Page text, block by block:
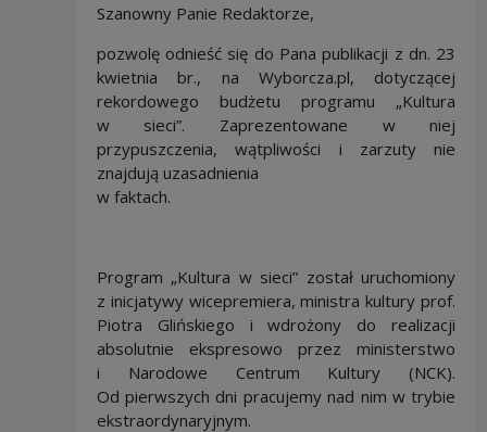
Szanowny Panie Redaktorze,
pozwolę odnieść się do Pana publikacji z dn. 23
kwietnia br., na Wyborcza.pl, dotyczącej
rekordowego budżetu programu „Kultura
w sieci”. Zaprezentowane w niej
przypuszczenia, wątpliwości i zarzuty nie
znajdują uzasadnienia
w faktach.
Program „Kultura w sieci” został uruchomiony
z inicjatywy wicepremiera, ministra kultury prof.
Piotra Glińskiego i wdrożony do realizacji
absolutnie ekspresowo przez ministerstwo
i Narodowe Centrum Kultury (NCK).
Od pierwszych dni pracujemy nad nim w trybie
ekstraordynaryjnym.